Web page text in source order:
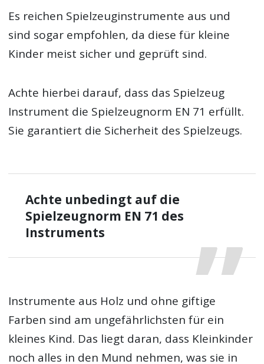
Es reichen Spielzeuginstrumente aus und
sind sogar empfohlen, da diese für kleine
Kinder meist sicher und geprüft sind.
Achte hierbei darauf, dass das Spielzeug
Instrument die Spielzeugnorm EN 71 erfüllt.
Sie garantiert die Sicherheit des Spielzeugs.
Achte unbedingt auf die
Spielzeugnorm EN 71 des
Instruments
Instrumente aus Holz und ohne giftige
Farben sind am ungefährlichsten für ein
kleines Kind. Das liegt daran, dass Kleinkinder
noch alles in den Mund nehmen, was sie in